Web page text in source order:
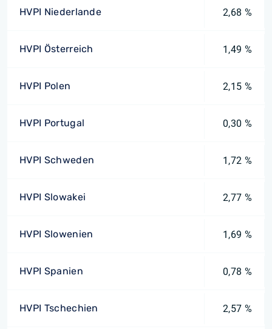
HVPI Niederlande 2,68 %
HVPI Österreich 1,49 %
HVPI Polen 2,15 %
HVPI Portugal 0,30 %
HVPI Schweden 1,72 %
HVPI Slowakei 2,77 %
HVPI Slowenien 1,69 %
HVPI Spanien 0,78 %
HVPI Tschechien 2,57 %